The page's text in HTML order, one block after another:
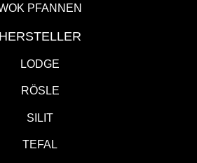
PFANNEN
HERSTELLER
LODGE
RÖSLE
SILIT
TEFAL